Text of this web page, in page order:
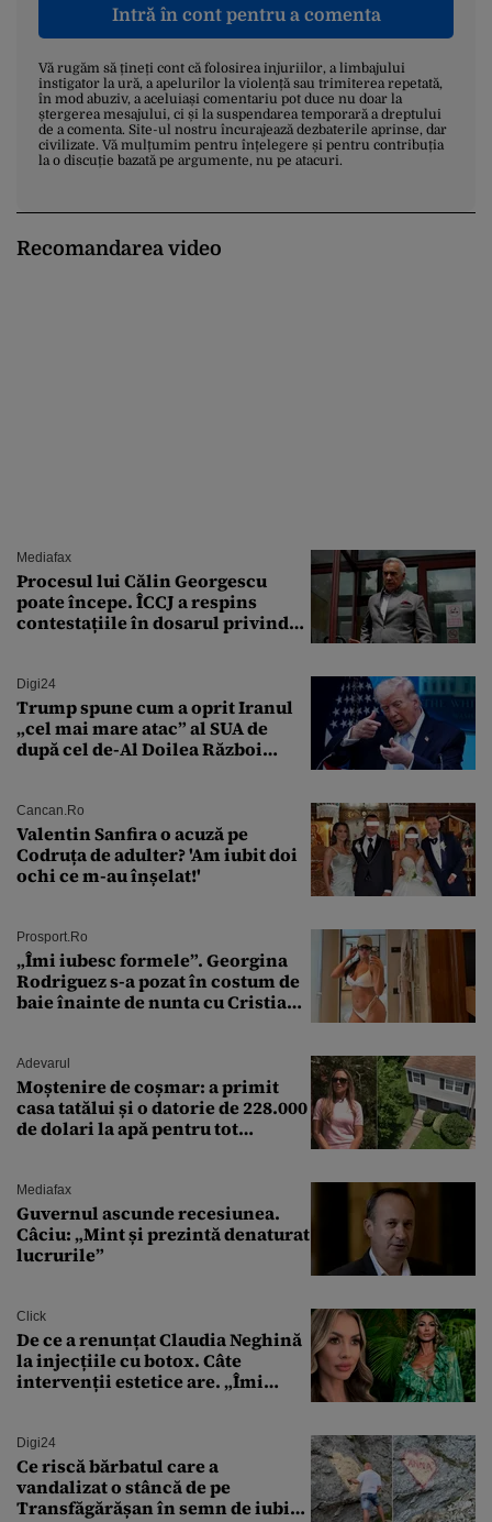
Intră în cont pentru a comenta
Vă rugăm să țineți cont că folosirea injuriilor, a limbajului
instigator la ură, a apelurilor la violență sau trimiterea repetată,
în mod abuziv, a aceluiași comentariu pot duce nu doar la
ștergerea mesajului, ci și la suspendarea temporară a dreptului
de a comenta. Site-ul nostru încurajează dezbaterile aprinse, dar
civilizate. Vă mulțumim pentru înțelegere și pentru contribuția
la o discuție bazată pe argumente, nu pe atacuri.
Recomandarea video
Mediafax
Procesul lui Călin Georgescu
poate începe. ÎCCJ a respins
contestațiile în dosarul privind
Digi24
Trump spune cum a oprit Iranul
„cel mai mare atac” al SUA de
după cel de-Al Doilea Război
Cancan.ro
Valentin Sanfira o acuză pe
Codruța de adulter? 'Am iubit doi
ochi ce m-au înșelat!'
Prosport.ro
„Îmi iubesc formele”. Georgina
Rodriguez s-a pozat în costum de
baie înainte de nunta cu Cristiano
Adevarul
Moștenire de coșmar: a primit
casa tatălui și o datorie de 228.000
de dolari la apă pentru tot
Mediafax
Guvernul ascunde recesiunea.
Câciu: „Mint și prezintă denaturat
lucrurile”
Click
De ce a renunțat Claudia Neghină
la injecțiile cu botox. Câte
intervenții estetice are. „Îmi
Digi24
Ce riscă bărbatul care a
vandalizat o stâncă de pe
Transfăgărășan în semn de iubire